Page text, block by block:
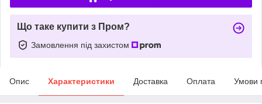
Що таке купити з Пром?
Замовлення під захистом
Опис Характеристики Доставка Оплата Умови